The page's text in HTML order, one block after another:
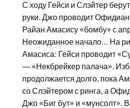
С ходу Гейси и Слэйтер
руки. Джо проводит
Райан Амасису «бомбу» с
Неожиданное начало… На
Амасиса: Гейси проводит
— «Некбрейкер палача».
продолжается долго, пока
со Слэйтером с ринга, а
Джо «Биг бут» и «мунсолт».